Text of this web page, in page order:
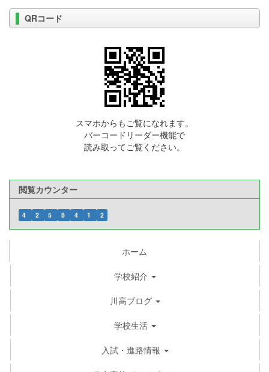
QRコード
スマホからもご覧になれます。
バーコードリーダー機能で
読み取ってご覧ください。
閲覧カウンター
4 2 5 8 4 1 2
ホーム
学校紹介
川高ブログ
学校生活
入試・進路情報